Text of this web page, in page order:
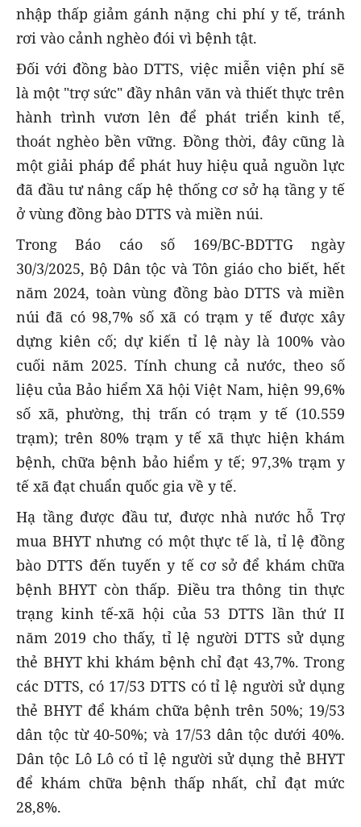
nhập thấp giảm gánh nặng chi phí y tế, tránh
rơi vào cảnh nghèo đói vì bệnh tật.
Đối với đồng bào DTTS, việc miễn viện phí sẽ
là một "trợ sức" đầy nhân văn và thiết thực trên
hành trình vươn lên để phát triển kinh tế,
thoát nghèo bền vững. Đồng thời, đây cũng là
một giải pháp để phát huy hiệu quả nguồn lực
đã đầu tư nâng cấp hệ thống cơ sở hạ tầng y tế
ở vùng đồng bào DTTS và miền núi.
Trong Báo cáo số 169/BC-BDTTG ngày
30/3/2025, Bộ Dân tộc và Tôn giáo cho biết, hết
năm 2024, toàn vùng đồng bào DTTS và miền
núi đã có 98,7% số xã có trạm y tế được xây
dựng kiên cố; dự kiến tỉ lệ này là 100% vào
cuối năm 2025. Tính chung cả nước, theo số
liệu của Bảo hiểm Xã hội Việt Nam, hiện 99,6%
số xã, phường, thị trấn có trạm y tế (10.559
trạm); trên 80% trạm y tế xã thực hiện khám
bệnh, chữa bệnh bảo hiểm y tế; 97,3% trạm y
tế xã đạt chuẩn quốc gia về y tế.
Hạ tầng được đầu tư, được nhà nước hỗ Trợ
mua BHYT nhưng có một thực tế là, tỉ lệ đồng
bào DTTS đến tuyến y tế cơ sở để khám chữa
bệnh BHYT còn thấp. Điều tra thông tin thực
trạng kinh tế-xã hội của 53 DTTS lần thứ II
năm 2019 cho thấy, tỉ lệ người DTTS sử dụng
thẻ BHYT khi khám bệnh chỉ đạt 43,7%. Trong
các DTTS, có 17/53 DTTS có tỉ lệ người sử dụng
thẻ BHYT để khám chữa bệnh trên 50%; 19/53
dân tộc từ 40-50%; và 17/53 dân tộc dưới 40%.
Dân tộc Lô Lô có tỉ lệ người sử dụng thẻ BHYT
để khám chữa bệnh thấp nhất, chỉ đạt mức
28,8%.